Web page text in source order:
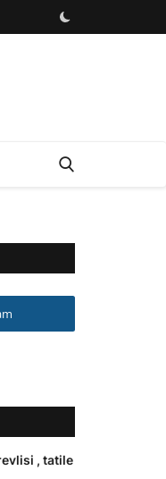
, tatile